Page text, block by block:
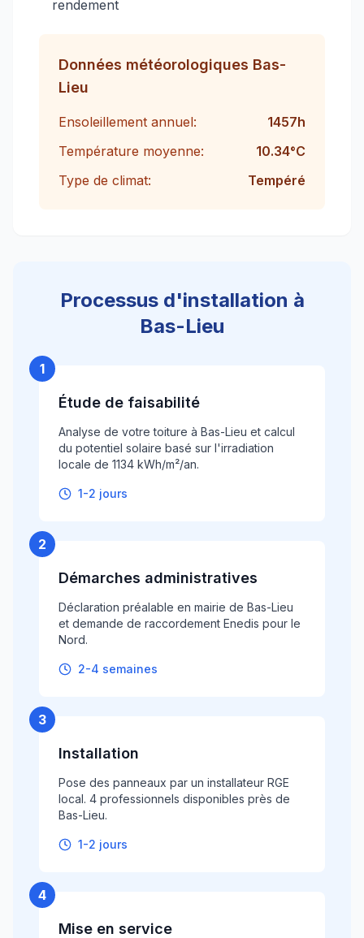
rendement
Données météorologiques Bas-
Lieu
Ensoleillement annuel: 1457h
Température moyenne:
10.34°C
Type de climat:
Tempéré
Processus d'installation à
Bas-Lieu
1
Étude de faisabilité
Analyse de votre toiture à Bas-Lieu et calcul
du potentiel solaire basé sur l'irradiation
locale de 1134 kWh/m²/an.
1-2 jours
2
Démarches administratives
Déclaration préalable en mairie de Bas-Lieu
et demande de raccordement Enedis pour le
Nord.
2-4 semaines
3
Installation
Pose des panneaux par un installateur RGE
local. 4 professionnels disponibles près de
Bas-Lieu.
1-2 jours
4
Mise en service